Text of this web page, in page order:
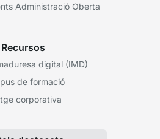
Administració Oberta
Recursos
digital (IMD)
de formació
corporativa